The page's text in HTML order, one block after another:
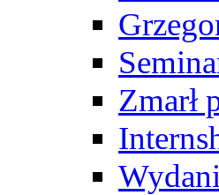
Zmarł